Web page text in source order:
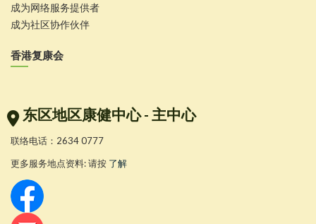
成为网络服务提供者
成为社区协作伙伴
香港复康会
东区地区康健中心 - 主中心
联络电话：2634 0777
更多服务地点资料: 请按 了解